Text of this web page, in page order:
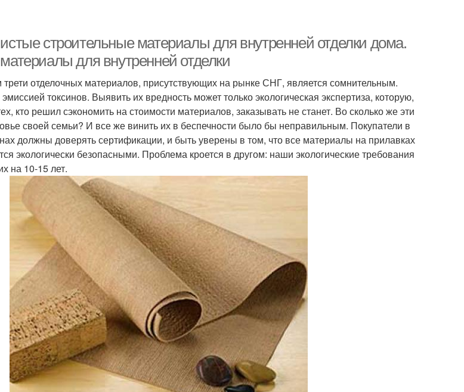
строительные материалы для внутренней отделки дома.
для внутренней отделки
трети отделочных материалов, присутствующих на рынке СНГ, является сомнительным.
токсинов. Выявить их вредность может только экологическая экспертиза, которую,
кто решил сэкономить на стоимости материалов, заказывать не станет. Во сколько же эти
своей семьи? И все же винить их в беспечности было бы неправильным. Покупатели в
должны доверять сертификации, и быть уверены в том, что все материалы на прилавках
экологически безопасными. Проблема кроется в другом: наши экологические требования
на 10-15 лет.